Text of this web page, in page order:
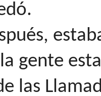
gente
las